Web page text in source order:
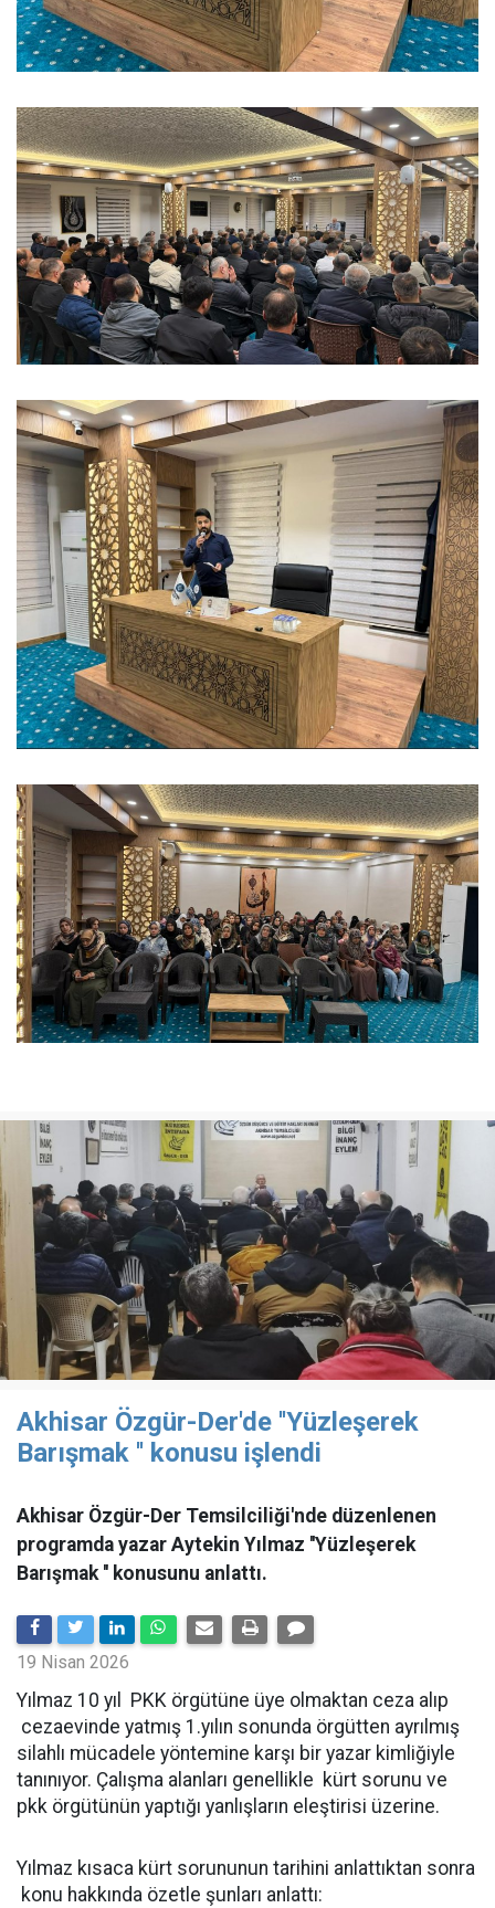
Akhisar Özgür-Der'de ''Yüzleşerek
Barışmak '' konusu işlendi
Akhisar Özgür-Der Temsilciliği'nde düzenlenen
programda yazar Aytekin Yılmaz ''Yüzleşerek
Barışmak '' konusunu anlattı.
19 Nisan 2026
Yılmaz 10 yıl PKK örgütüne üye olmaktan ceza alıp
cezaevinde yatmış 1.yılın sonunda örgütten ayrılmış
silahlı mücadele yöntemine karşı bir yazar kimliğiyle
tanınıyor. Çalışma alanları genellikle kürt sorunu ve
pkk örgütünün yaptığı yanlışların eleştirisi üzerine.
Yılmaz kısaca kürt sorununun tarihini anlattıktan sonra
konu hakkında özetle şunları anlattı: